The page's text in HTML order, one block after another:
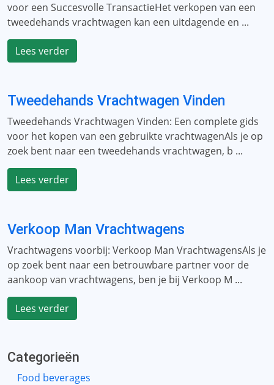
voor een Succesvolle TransactieHet verkopen van een
tweedehands vrachtwagen kan een uitdagende en ...
Lees verder
Tweedehands Vrachtwagen Vinden
Tweedehands Vrachtwagen Vinden: Een complete gids
voor het kopen van een gebruikte vrachtwagenAls je op
zoek bent naar een tweedehands vrachtwagen, b ...
Lees verder
Verkoop Man Vrachtwagens
Vrachtwagens voorbij: Verkoop Man VrachtwagensAls je
op zoek bent naar een betrouwbare partner voor de
aankoop van vrachtwagens, ben je bij Verkoop M ...
Lees verder
Categorieën
Food beverages